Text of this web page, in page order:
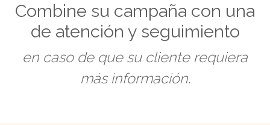
Combine su campaña con una
de atención y seguimiento
en caso de que su cliente requiera
más información.